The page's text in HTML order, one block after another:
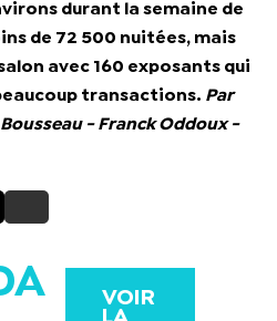
durant la semaine de
de 72 500 nuitées, mais
avec 160 exposants qui
transactions. Par
- Franck Oddoux -
VOIR